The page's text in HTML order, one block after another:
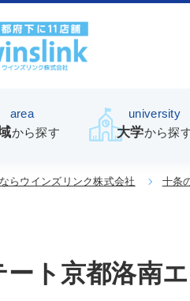
area
から探す
university
大学から探
らウインズリンク株式会社 十条
ート京都洛南